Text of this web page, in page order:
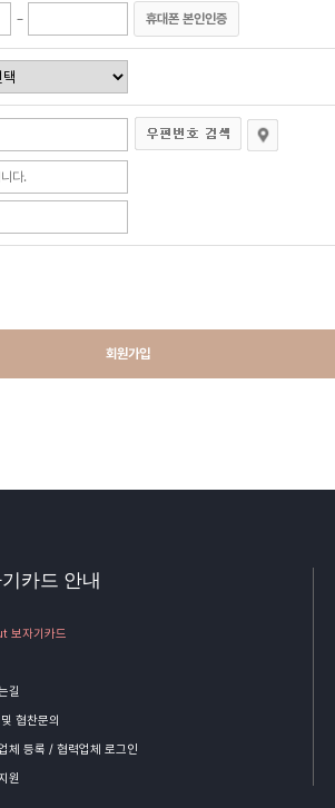
휴대폰 본인인증
회원가입
카드 안내
보자기카드
길
협찬문의
체 등록 / 협력업체 로그인
원